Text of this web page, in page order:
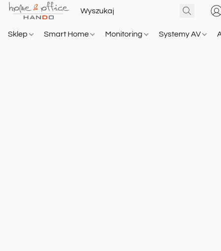
Sklep Smart Home Monitoring Systemy AV